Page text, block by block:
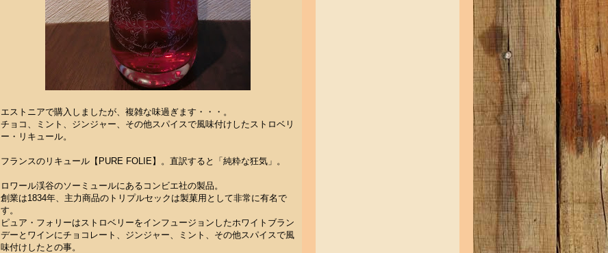
エストニアで購入しましたが、複雑な味過ぎます・・・。
チョコ、ミント、ジンジャー、その他スパイスで風味付けしたストロベリ
ー・リキュール。
フランスのリキュール【PURE FOLIE】。直訳すると「純粋な狂気」。
ロワール渓谷のソーミュールにあるコンビエ社の製品。
創業は1834年、主力商品のトリプルセックは製菓用として非常に有名で
す。
ピュア・フォリーはストロベリーをインフュージョンしたホワイトブラン
デーとワインにチョコレート、ジンジャー、ミント、その他スパイスで風
味付けしたとの事。